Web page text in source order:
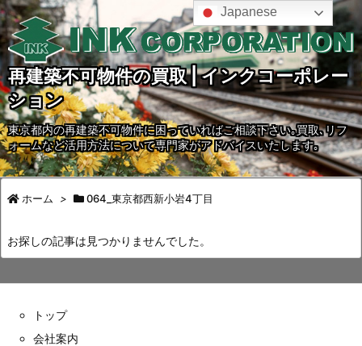
再建築不可物件の買取 | インクコーポレー
ション
東京都内の再建築不可物件に困っていればご相談下さい｡買取､リフ
ォームなど活用方法について専門家がアドバイスいたします｡
ホーム > 064_東京都西新小岩4丁目
お探しの記事は見つかりませんでした。
トップ
会社案内
Japanese